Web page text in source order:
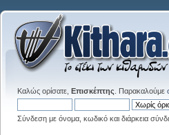
Καλώς ορίσατε, Επισκέπτης . Παρακαλούμε
Σύνδεση με όνομα, κωδικό και διάρκεια